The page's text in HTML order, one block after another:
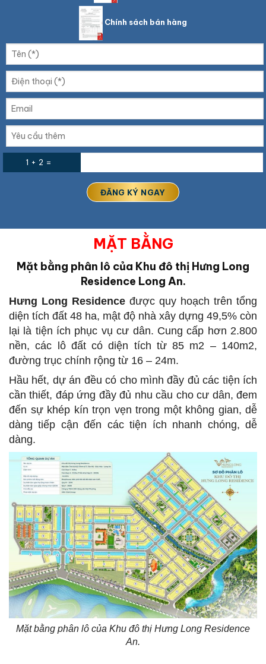
Chính sách bán hàng
1 + 2 =
MẶT BẰNG
Mặt bằng phân lô của Khu đô thị Hưng Long
Residence Long An.
Hưng Long Residence được quy hoạch trên tổng
diện tích đất 48 ha, mật độ nhà xây dựng 49,5% còn
lại là tiện ích phục vụ cư dân. Cung cấp hơn 2.800
nền, các lô đất có diện tích từ 85 m2 – 140m2,
đường trục chính rộng từ 16 – 24m.
Hầu hết, dự án đều có cho mình đầy đủ các tiện ích
cần thiết, đáp ứng đầy đủ nhu cầu cho cư dân, đem
đến sự khép kín trọn vẹn trong một không gian, dễ
dàng tiếp cận đến các tiện ích nhanh chóng, dễ
dàng.
Mặt bằng phân lô của Khu đô thị Hưng Long Residence
An.